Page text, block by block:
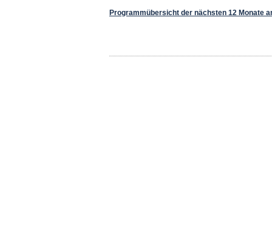
Programmübersicht der nächsten 12 Monate